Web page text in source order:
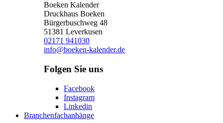
Boeken Kalender
Druckhaus Boeken
Bürgerbuschweg 48
51381 Leverkusen
02171 941030
info@boeken-kalender.de
Folgen Sie uns
Facebook
Instagram
Linkedin
Branchenfachanhänge